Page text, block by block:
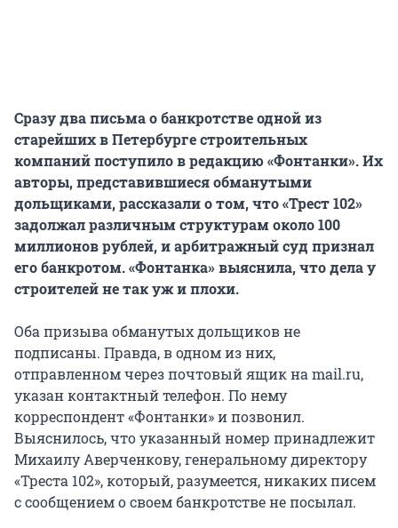
Сразу два письма о банкротстве одной из
старейших в Петербурге строительных
компаний поступило в редакцию «Фонтанки». Их
авторы, представившиеся обманутыми
дольщиками, рассказали о том, что «Трест 102»
задолжал различным структурам около 100
миллионов рублей, и арбитражный суд признал
его банкротом. «Фонтанка» выяснила, что дела у
строителей не так уж и плохи.
Оба призыва обманутых дольщиков не
подписаны. Правда, в одном из них,
отправленном через почтовый ящик на mail.ru,
указан контактный телефон. По нему
корреспондент «Фонтанки» и позвонил.
Выяснилось, что указанный номер принадлежит
Михаилу Аверченкову, генеральному директору
«Треста 102», который, разумеется, никаких писем
с сообщением о своем банкротстве не посылал.